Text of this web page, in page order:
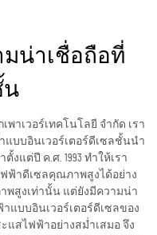
น่าเชื่อถือที่
น
าเวอร์เทคโนโลยี จำกัด เรา
แบบอินเวอร์เตอร์ดีเซลชั้นนำ
แต่ปี ค.ศ. 1993 ทำให้เรา
ฟ้าดีเซลคุณภาพสูงได้อย่าง
พสูงเท่านั้น แต่ยังมีความน่า
าแบบอินเวอร์เตอร์ดีเซลของ
แสไฟฟ้าอย่างสม่ำเสมอ จึง